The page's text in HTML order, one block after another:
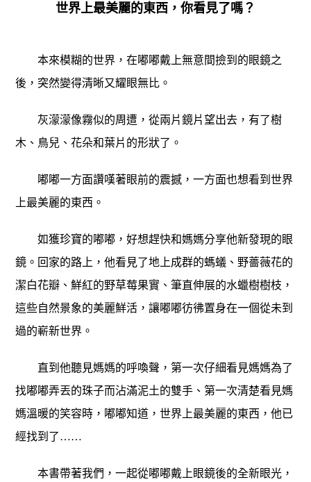
世界上最美麗的東西，你看見了嗎？
本來模糊的世界，在嘟嘟戴上無意間撿到的眼鏡之
後，突然變得清晰又耀眼無比。
灰濛濛像霧似的周遭，從兩片鏡片望出去，有了樹
木、鳥兒、花朵和葉片的形狀了。
嘟嘟一方面讚嘆著眼前的震撼，一方面也想看到世界
上最美麗的東西。
如獲珍寶的嘟嘟，好想趕快和媽媽分享他新發現的眼
鏡。回家的路上，他看見了地上成群的螞蟻、野薔薇花的
潔白花瓣、鮮紅的野草莓果實、筆直伸展的水蠟樹樹枝，
這些自然景象的美麗鮮活，讓嘟嘟彷彿置身在一個從未到
過的嶄新世界。
直到他聽見媽媽的呼喚聲，第一次仔細看見媽媽為了
找嘟嘟弄丟的珠子而沾滿泥土的雙手、第一次清楚看見媽
媽溫暖的笑容時，嘟嘟知道，世界上最美麗的東西，他已
經找到了……
本書帶著我們，一起從嘟嘟戴上眼鏡後的全新眼光，